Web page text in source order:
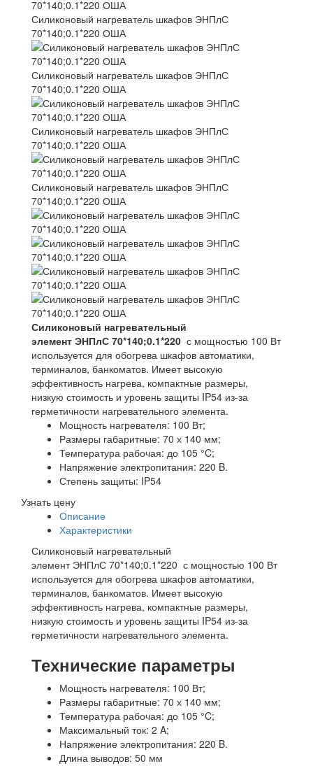
Силиконовый нагреватель шкафов ЭНПлС
70*140;0.1*220 ОША
Силиконовый нагреватель шкафов ЭНПлС
70*140;0.1*220 ОША
Силиконовый нагреватель шкафов ЭНПлС
70*140;0.1*220 ОША
Силиконовый нагреватель шкафов ЭНПлС
70*140;0.1*220 ОША
Силиконовый нагревательный
элемент ЭНПлС 70*140;0.1*220 с мощностью 100 Вт
используется для обогрева шкафов автоматики,
терминалов, банкоматов. Имеет высокую
эффективность нагрева, компактные размеры,
низкую стоимость и уровень защиты IP54 из-за
герметичности нагревательного элемента.
Мощность нагревателя: 100 Вт;
Размеры габаритные: 70 х 140 мм;
Температура рабочая: до 105 °C;
Напряжение электропитания: 220 B.
Степень защиты: IP54
Узнать цену
Описание
Характеристики
Силиконовый нагревательный
элемент ЭНПлС 70*140;0.1*220 с мощностью 100 Вт
используется для обогрева шкафов автоматики,
терминалов, банкоматов. Имеет высокую
эффективность нагрева, компактные размеры,
низкую стоимость и уровень защиты IP54 из-за
герметичности нагревательного элемента.
Технические параметры
Мощность нагревателя: 100 Вт;
Размеры габаритные: 70 х 140 мм;
Температура рабочая: до 105 °C;
Максимальный ток: 2 A;
Напряжение электропитания: 220 B.
Длина выводов: 50 мм